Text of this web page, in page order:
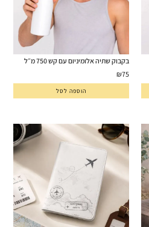
בקבוק שתיה אלומיניום עם קש 750 מ״ל
₪75
הוספה לסל